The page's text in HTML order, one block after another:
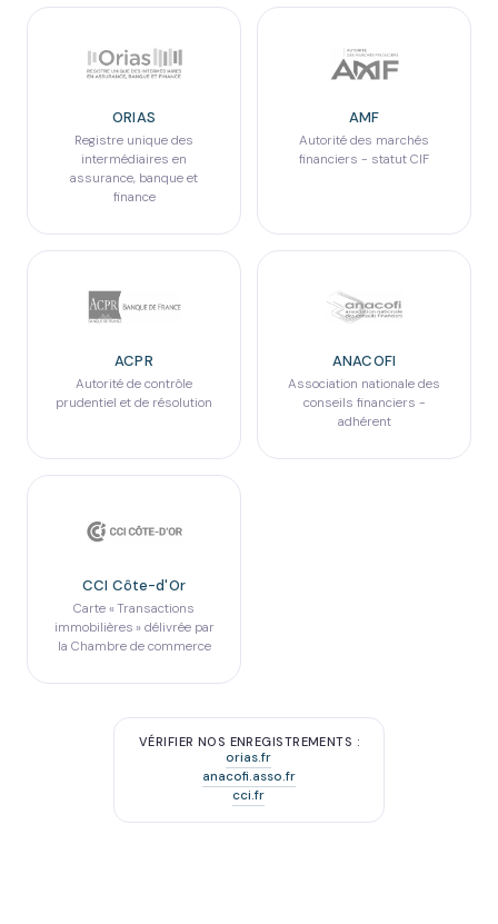
ORIAS
Registre unique des
intermédiaires en
assurance, banque et
finance
AMF
Autorité des marchés
financiers - statut CIF
ACPR
Autorité de contrôle
prudentiel et de résolution
ANACOFI
Association nationale des
conseils financiers -
adhérent
CCI Côte-d'Or
Carte « Transactions
immobilières » délivrée par
la Chambre de commerce
VÉRIFIER NOS ENREGISTREMENTS :
orias.fr
anacofi.asso.fr
cci.fr